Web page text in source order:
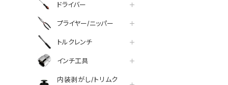
ドライバー
プライヤー/ニッパー
トルクレンチ
インチ工具
内装剥がし/トリムク